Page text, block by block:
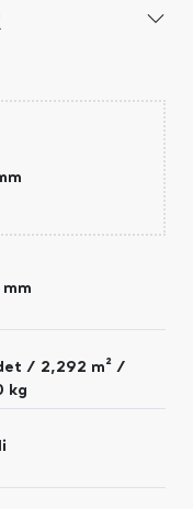
/ 2,292 m² /
kg